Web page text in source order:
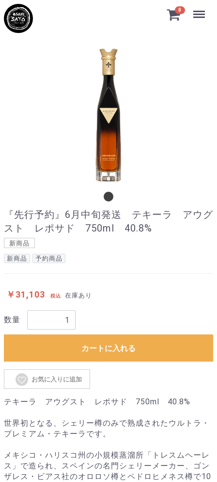
0 Menu
『先行予約』6月中旬発送 テキーラ アウグ
スト レポサド 750ml 40.8%
新商品
新商品 予約商品
￥31,103 税込 在庫あり
数量
カートに入れる
お気に入りに追加
テキーラ アウグスト レポサド 750ml 40.8%
世界初となる、シェリー樽のみで熟成されたウルトラ・
プレミアム・テキーラです。
メキシコ・ハリスコ州の小規模蒸溜所「トレスムヘーレ
ス」で造られ、スペインの名門シェリーメーカー、ゴン
ザレス・ビアス社のオロロソ樽とペドロヒメネス樽で10